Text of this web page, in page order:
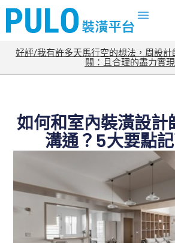
好評/我有許多天馬行空的想法，周設
關：且合理的盡力實現
如何和室內裝潢設計
溝通？5大要點記